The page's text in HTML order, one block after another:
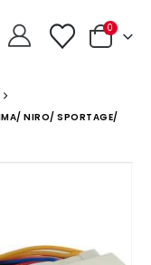
0
NIRO/ SPORTAGE/